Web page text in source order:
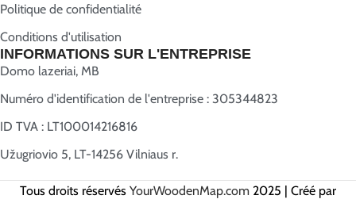
Politique de confidentialité
Conditions d'utilisation
INFORMATIONS SUR L'ENTREPRISE
Domo lazeriai, MB
Numéro d'identification de l'entreprise : 305344823
ID TVA : LT100014216816
Užugriovio 5, LT-14256 Vilniaus r.
Tous droits réservés YourWoodenMap.com 2025 | Créé par